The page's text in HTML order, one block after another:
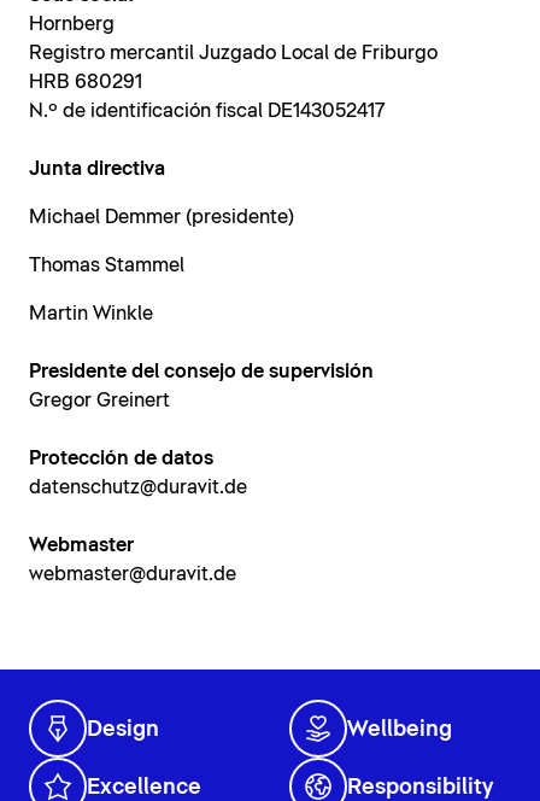
Hornberg
Registro mercantil Juzgado Local de Friburgo
HRB 680291
N.º de identificación fiscal DE143052417
Junta directiva
Michael Demmer (presidente)
Thomas Stammel
Martin Winkle
Presidente del consejo de supervisión
Gregor Greinert
Protección de datos
datenschutz@duravit.de
Webmaster
webmaster@duravit.de
Design Wellbeing
Excellence Responsibility